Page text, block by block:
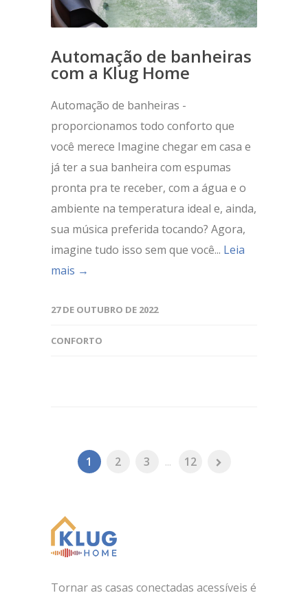
Automação de banheiras
com a Klug Home
Automação de banheiras -
proporcionamos todo conforto que
você merece Imagine chegar em casa e
já ter a sua banheira com espumas
pronta pra te receber, com a água e o
ambiente na temperatura ideal e, ainda,
sua música preferida tocando? Agora,
imagine tudo isso sem que você... Leia
mais →
27 DE OUTUBRO DE 2022
CONFORTO
1 2 3 ... 12
Tornar as casas conectadas acessíveis é